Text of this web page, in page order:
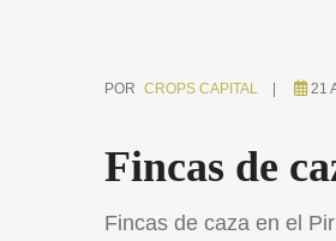
POR CROPS CAPITAL 21
Fincas de
Fincas de caza en el